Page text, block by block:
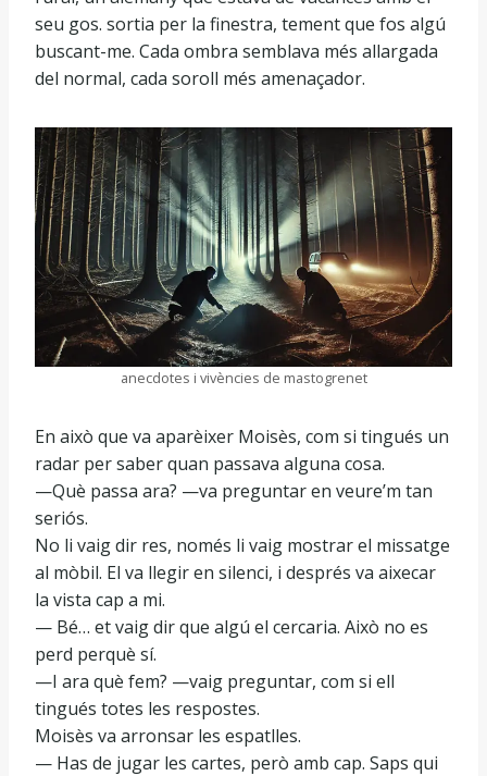
seu gos. sortia per la finestra, tement que fos algú
buscant-me. Cada ombra semblava més allargada
del normal, cada soroll més amenaçador.
anecdotes i vivències de mastogrenet
En això que va aparèixer Moisès, com si tingués un
radar per saber quan passava alguna cosa.
—Què passa ara? —va preguntar en veure’m tan
seriós.
No li vaig dir res, només li vaig mostrar el missatge
al mòbil. El va llegir en silenci, i després va aixecar
la vista cap a mi.
— Bé… et vaig dir que algú el cercaria. Això no es
perd perquè sí.
—I ara què fem? —vaig preguntar, com si ell
tingués totes les respostes.
Moisès va arronsar les espatlles.
— Has de jugar les cartes, però amb cap. Saps qui